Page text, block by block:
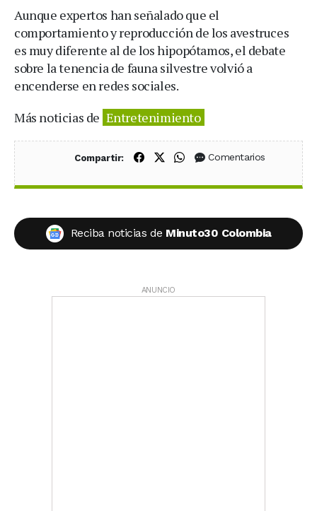
Aunque expertos han señalado que el
comportamiento y reproducción de los avestruces
es muy diferente al de los hipopótamos, el debate
sobre la tenencia de fauna silvestre volvió a
encenderse en redes sociales.
Más noticias de Entretenimiento
Compartir: Compartir en Facebook
Compartir en X (Twitter)
Compartir en WhatsApp
Comentarios
Reciba noticias de Minuto30 Colombia
ANUNCIO